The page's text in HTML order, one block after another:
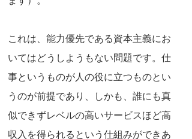
これは、能力優先である資本主義にお
いてはどうしようもない問題です。仕
事というものが人の役に立つものとい
うのが前提であり、しかも、誰にも真
似できずレベルの高いサービスほど高
収入を得られるという仕組みができあ